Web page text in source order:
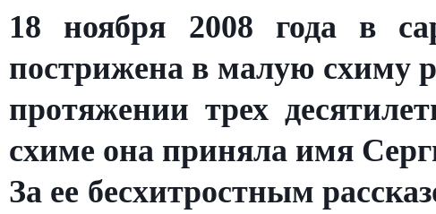
18 ноября 2008 года в
пострижена в малую схиму
протяжении трех
схиме она приняла имя
За ее бесхитростным